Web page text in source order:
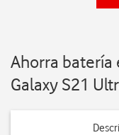
Ahorra batería
Galaxy S21